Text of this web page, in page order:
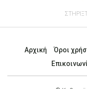
Αρχική Όροι